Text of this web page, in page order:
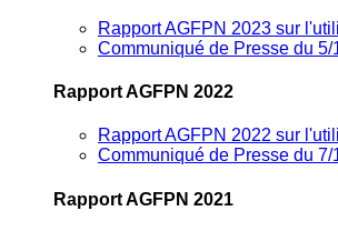
Rapport AGFPN 2023 sur
Communiqué de Presse du 5/
Rapport AGFPN 2022
Rapport AGFPN 2022 sur
Communiqué de Presse du 7/
Rapport AGFPN 2021